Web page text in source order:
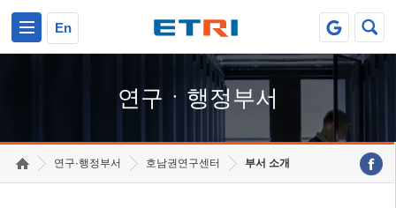
En
연구ㆍ행정부서
연구·행정부서 호남권연구센터 부서 소개